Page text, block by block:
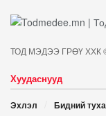
ТОД МЭДЭЭ ГРӨҮ ХХК
Хуудаснууд
Эхлэл Бидний